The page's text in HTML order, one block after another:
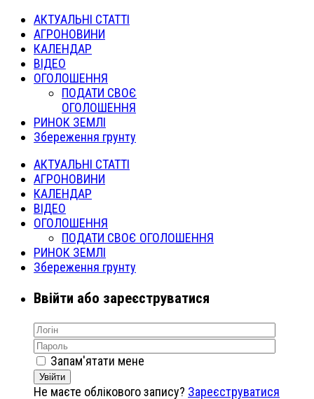
АКТУАЛЬНІ СТАТТІ
АГРОНОВИНИ
КАЛЕНДАР
ВІДЕО
ОГОЛОШЕННЯ
ПОДАТИ СВОЄ
ОГОЛОШЕННЯ
РИНОК ЗЕМЛІ
Збереження грунту
АКТУАЛЬНІ СТАТТІ
АГРОНОВИНИ
КАЛЕНДАР
ВІДЕО
ОГОЛОШЕННЯ
ПОДАТИ СВОЄ ОГОЛОШЕННЯ
РИНОК ЗЕМЛІ
Збереження грунту
Ввійти або зареєструватися
Запам'ятати мене
Увійти
Не маєте облікового запису? Зареєструватися